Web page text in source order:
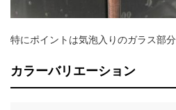
特にポイントは気泡入りのガラス部分
カラーバリエーション